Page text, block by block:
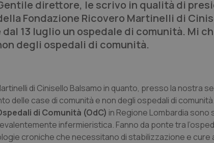
direttore, le scrivo in qualità di
Fondazione Ricovero Martinelli di
13 luglio un ospedale di comunità. Mi
degli ospedali di comunità.
di Cinisello Balsamo in quanto, presso la nostra
delle case di comunità e non degli ospedali di
di Comunità (OdC) in Regione Lombardia
infermieristica. Fanno da ponte tra
croniche che necessitano di stabilizzazione e cure